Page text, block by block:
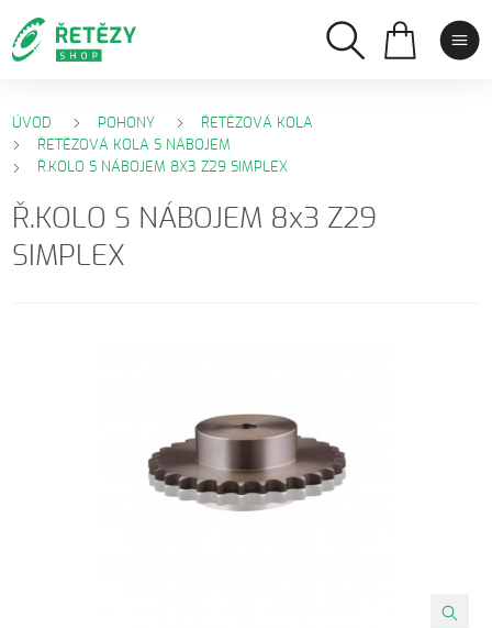
ÚVOD POHONY
ŘETĚZOVÁ KOLA
ŘETĚZOVÁ KOLA S NÁBOJEM
Ř.KOLO S NÁBOJEM 8X3 Z29 SIMPLEX
Ř.KOLO S NÁBOJEM 8x3 Z29
SIMPLEX